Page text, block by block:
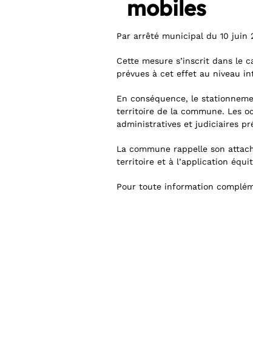
mobiles
Par arrêté municipal du 10 juin
Cette mesure s’inscrit dans le
prévues à cet effet au niveau
En conséquence, le
territoire de la commune. Les
administratives et judiciaires
La commune rappelle son
territoire et à l’application
Pour toute information